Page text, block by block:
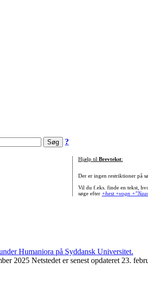
?
Hjælp til Brevtekst:
Der er ingen restriktioner på
Vil du f.eks. finde en tekst,
søge efter +hest +vogn
2025 Netstedet er senest opdateret 23.